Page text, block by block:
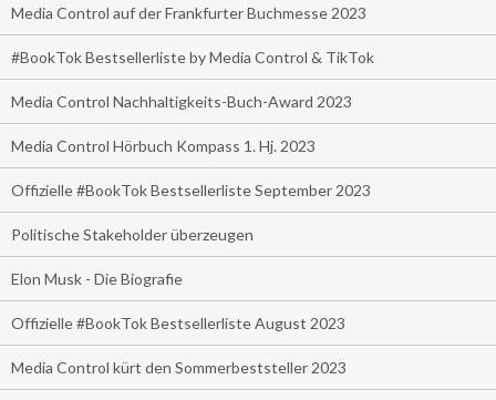
Media Control auf der Frankfurter Buchmesse 2023
#BookTok Bestsellerliste by Media Control & TikTok
Media Control Nachhaltigkeits-Buch-Award 2023
Media Control Hörbuch Kompass 1. Hj. 2023
Offizielle #BookTok Bestsellerliste September 2023
Politische Stakeholder überzeugen
Elon Musk - Die Biografie
Offizielle #BookTok Bestsellerliste August 2023
Media Control kürt den Sommerbeststeller 2023